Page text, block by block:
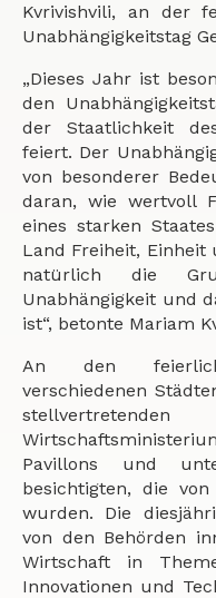
Kvrivishvili, an der
Unabhängigkeitstag
„Dieses Jahr ist
den
der Staatlichkeit
feiert. Der
von besonderer
daran, wie wertvoll
eines starken
Land Freiheit, Einheit
natürlich die
Unabhängigkeit und
ist“, betonte Mariam
An den
verschiedenen
Pavillons und
besichtigten, die
wurden. Die
von den Behörden
Wirtschaft in
Innovationen und